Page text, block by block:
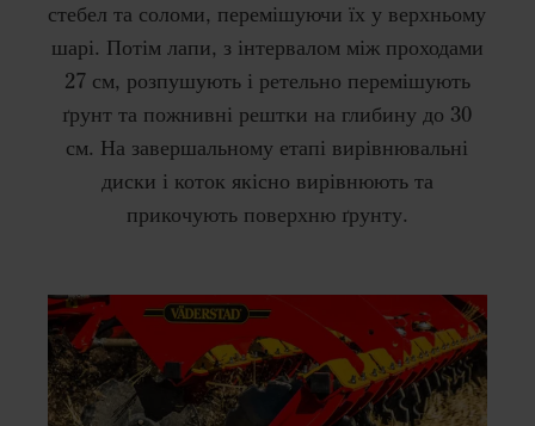
стебел та соломи, перемішуючи їх у верхньому
шарі. Потім лапи, з інтервалом між проходами
27 см, розпушують і ретельно перемішують
ґрунт та пожнивні рештки на глибину до 30
см. На завершальному етапі вирівнювальні
диски і коток якісно вирівнюють та
прикочують поверхню ґрунту.